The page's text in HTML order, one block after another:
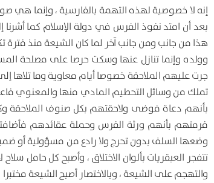
إنه لا خصوصية لهذه التهمة بالفارسية ، وإنما هي
بعد أن امتد نفوذ الفرس في دولة الإسلام كما
هذا من جانب ومن جانب آخر لما كان الشيعة منذ
وولده وإنما تنازل عنها وسكت حرصا على مصلحة
جرت عليهم الملاحقة خصوصا أيام معاوية وما تلاها
تملك من وسائل التحطيم المادي منها والمعنوي
بأنهم دعاة فوضى ولاحقتهم بكل صنوف الملاحقة
فرمتهم بأنهم ورثة الفرس وحملة عقائدهم
وضعها السلف بدون تحرج ولا رادع من مسؤولية أو
تتفجر العبقريات بألوان الاختلاق ، وأصبح كل
والتهجم على الشيعة ، وبالاختصار أصبح الشيعة